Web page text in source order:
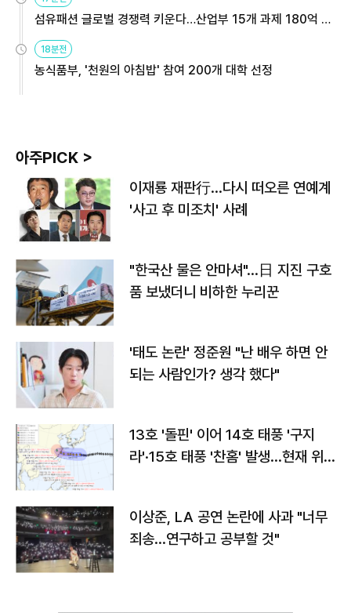
섬유패션 글로벌 경쟁력 키운다…산업부 15개 과제 180억 지
18분전
농식품부, '천원의 아침밥' 참여 200개 대학 선정
아주PICK >
이재룡 재판行…다시 떠오른 연예계
'사고 후 미조치' 사례
"한국산 물은 안마셔"…日 지진 구호
품 보냈더니 비하한 누리꾼
'태도 논란' 정준원 "난 배우 하면 안
되는 사람인가? 생각 했다"
13호 '돌핀' 이어 14호 태풍 '구지
라'·15호 태풍 '찬홈' 발생…현재 위
이상준, LA 공연 논란에 사과 "너무
죄송…연구하고 공부할 것"